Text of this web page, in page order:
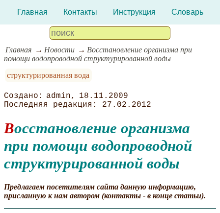
Главная Контакты Инструкция Словарь
Главная Новости
Восстановление организма при
помощи водопроводной структурированной воды
структурированная вода
admin
18.11.2009
27.02.2012
Восстановление организма
при помощи водопроводной
структурированной воды
Предлагаем посетителям сайта данную информацию,
присланную к нам автором (контакты - в конце статьи).